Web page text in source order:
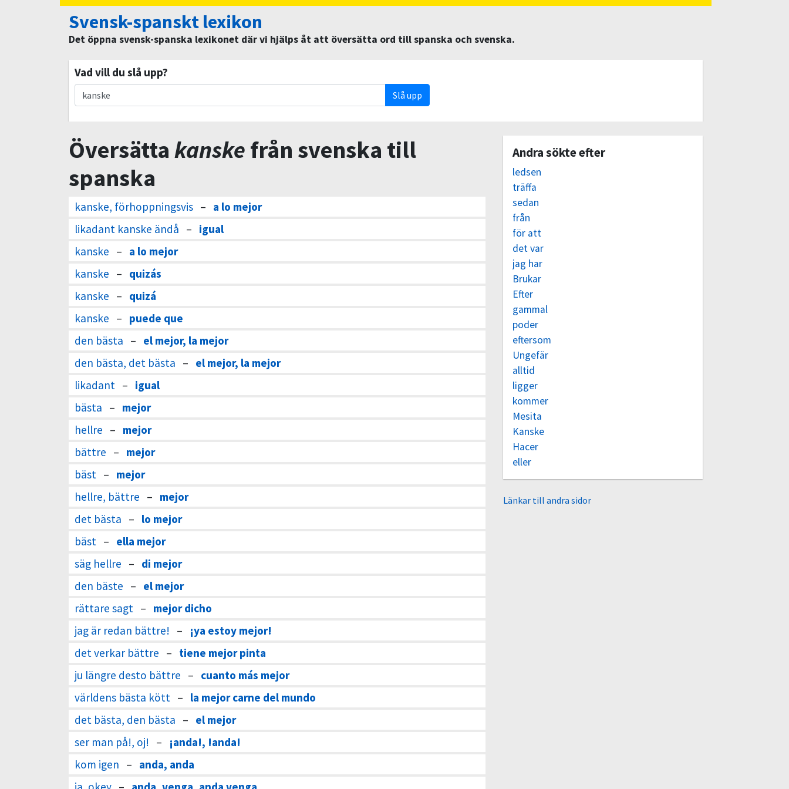
Svensk-spanskt lexikon
Det öppna svensk-spanska lexikonet där vi hjälps åt att översätta ord till spanska och svenska.
Vad vill du slå upp?
Slå upp
Översätta kanske från svenska till
spanska
kanske, förhoppningsvis – a lo mejor
likadant kanske ändå – igual
kanske – a lo mejor
kanske – quizás
kanske – quizá
kanske – puede que
den bästa – el mejor, la mejor
den bästa, det bästa – el mejor, la mejor
likadant – igual
bästa – mejor
hellre – mejor
bättre – mejor
bäst – mejor
hellre, bättre – mejor
det bästa – lo mejor
bäst – ella mejor
säg hellre – di mejor
den bäste – el mejor
rättare sagt – mejor dicho
jag är redan bättre! –
¡ya estoy mejor!
det verkar bättre – tiene mejor pinta
ju längre desto bättre – cuanto más mejor
världens bästa kött – la mejor carne del mundo
det bästa, den bästa – el mejor
ser man på!, oj! –
¡anda!, !anda!
kom igen – anda, anda
Andra sökte efter
ledsen
träffa
sedan
från
för att
det var
jag har
Brukar
Efter
gammal
poder
eftersom
Ungefär
alltid
ligger
kommer
Mesita
Kanske
Hacer
eller
Länkar till andra sidor